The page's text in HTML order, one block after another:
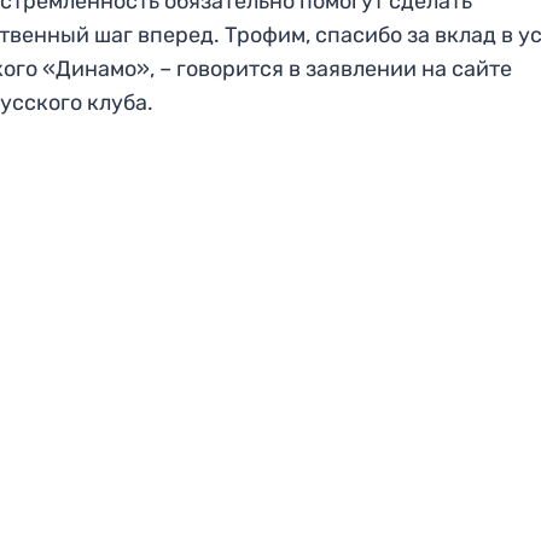
шаг вперед. Трофим, спасибо за вклад в
«Динамо», – говорится в заявлении на сайте
клуба.